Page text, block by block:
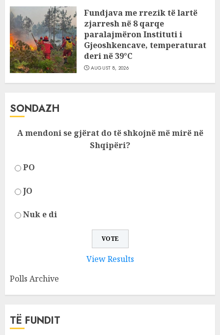
Fundjava me rrezik të lartë
zjarresh në 8 qarqe
paralajmëron Instituti i
Gjeoshkencave, temperaturat
deri në 39°C
AUGUST 8, 2026
SONDAZH
A mendoni se gjërat do të shkojnë më mirë në
Shqipëri?
PO
JO
Nuk e di
View Results
Polls Archive
TË FUNDIT